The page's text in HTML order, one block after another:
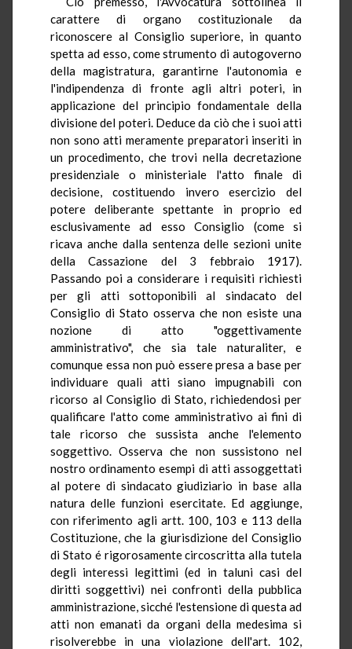
carattere di organo costituzionale da
riconoscere al Consiglio superiore, in quanto
spetta ad esso, come strumento di autogoverno
della magistratura, garantirne l'autonomia e
l'indipendenza di fronte agli altri poteri, in
applicazione del principio fondamentale della
divisione del poteri. Deduce da ciò che i suoi atti
non sono atti meramente preparatori inseriti in
un procedimento, che trovi nella decretazione
presidenziale o ministeriale l'atto finale di
decisione, costituendo invero esercizio del
potere deliberante spettante in proprio ed
esclusivamente ad esso Consiglio (come si
ricava anche dalla sentenza delle sezioni unite
della Cassazione del 3 febbraio 1917).
Passando poi a considerare i requisiti richiesti
per gli atti sottoponibili al sindacato del
Consiglio di Stato osserva che non esiste una
nozione di atto "oggettivamente
amministrativo", che sia tale naturaliter, e
comunque essa non può essere presa a base per
individuare quali atti siano impugnabili con
ricorso al Consiglio di Stato, richiedendosi per
qualificare l'atto come amministrativo ai fini di
tale ricorso che sussista anche l'elemento
soggettivo. Osserva che non sussistono nel
nostro ordinamento esempi di atti assoggettati
al potere di sindacato giudiziario in base alla
natura delle funzioni esercitate. Ed aggiunge,
con riferimento agli artt. 100, 103 e 113 della
Costituzione, che la giurisdizione del Consiglio
di Stato é rigorosamente circoscritta alla tutela
degli interessi legittimi (ed in taluni casi del
diritti soggettivi) nei confronti della pubblica
amministrazione, sicché l'estensione di questa ad
atti non emanati da organi della medesima si
risolverebbe in una violazione dell'art. 102,